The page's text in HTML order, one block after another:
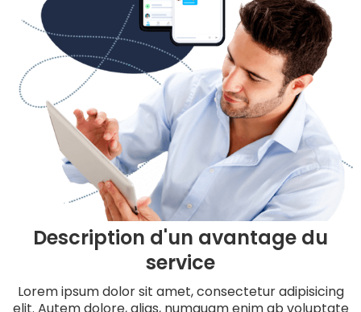
Description d'un avantage du
service
Lorem ipsum dolor sit amet, consectetur adipisicing